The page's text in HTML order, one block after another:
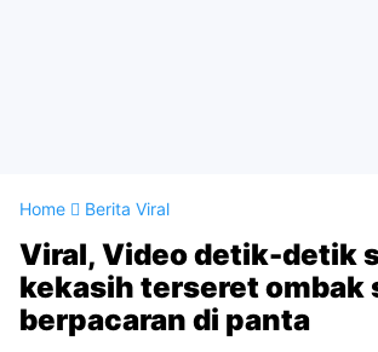
Home Berita Viral
Viral, Video detik-detik
kekasih terseret ombak
berpacaran di panta